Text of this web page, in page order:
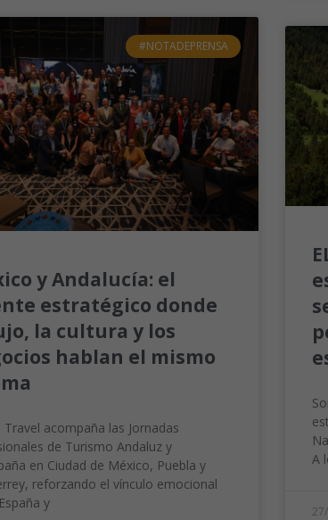
#NOTADEPRENSA
y Andalucía: el
estratégico donde
la cultura y los
hablan el mismo
Travel acompaña las Jornadas
de Turismo Andaluz y
en Ciudad de México, Puebla y
reforzando el vínculo emocional
y
A